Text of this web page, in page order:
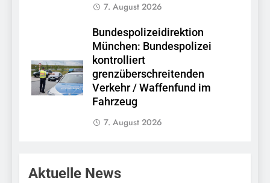
7. August 2026
Bundespolizeidirektion
München: Bundespolizei
kontrolliert
grenzüberschreitenden
Verkehr / Waffenfund im
Fahrzeug
7. August 2026
Aktuelle News